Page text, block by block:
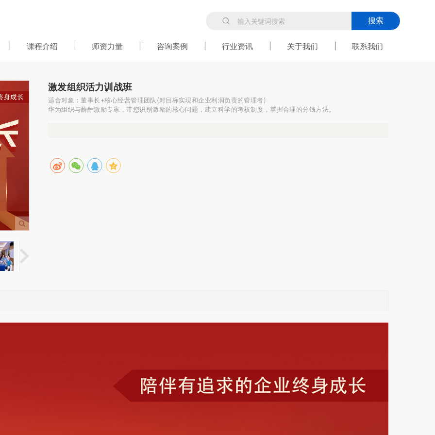
课程介绍 师资力量 咨询案例 行业资讯 关于我们 联系我们
搜索
激发组织活力训战班
适合对象：董事长+核心经营管理团队(对目标实现和企业利润负责的管理者)
华为组织与薪酬激励专家，带您识别激励的核心问题，建立科学的考核制度，掌握合理的分钱方法。